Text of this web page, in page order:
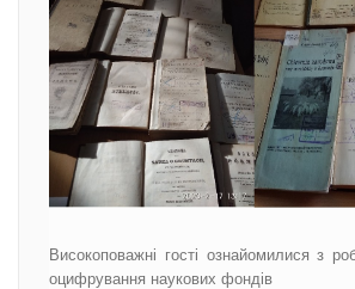
Високоповажні гості ознайомилися з
оцифрування наукових фондів